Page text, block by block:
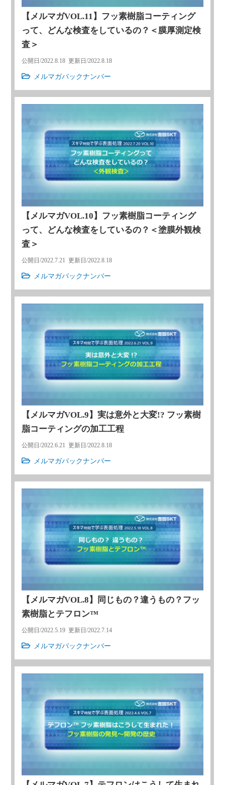
【メルマガVOL.11】フッ素樹脂コーティング
って、どんな検査をしているの？＜膜厚測定検
査＞
公開日/2022.8.18 更新日/2022.8.18
メルマガバックナンバー
【メルマガVOL.10】フッ素樹脂コーティング
って、どんな検査をしているの？＜塗膜外観検
査＞
公開日/2022.7.21 更新日/2022.8.18
メルマガバックナンバー
【メルマガVOL.9】実は意外と大変!? フッ素樹
脂コーティングの加工工程
公開日/2022.6.21 更新日/2022.8.18
メルマガバックナンバー
【メルマガVOL.8】同じもの？違うもの？フッ
素樹脂とテフロン™
公開日/2022.5.19 更新日/2022.7.14
メルマガバックナンバー